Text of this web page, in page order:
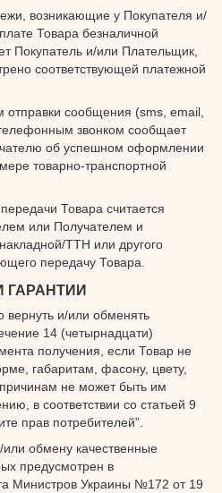
возникающие у Покупателя и/
Товара безналичной
Покупатель и/или Плательщик,
соответствующей платежной
отправки сообщения (sms, email,
звонком сообщает
об успешном оформлении
товарно-транспортной
Товара считается
или Получателем и
ТТН или другого
передачу Товара.
ГАРАНТИИ
вернуть и/или обменять
14 (четырнадцати)
получения, если Товар не
габаритам, фасону, цвету,
не может быть им
в соответствии со статьей 9
прав потребителей”.
обмену качественные
предусмотрен в
Министров Украины №172 от 19